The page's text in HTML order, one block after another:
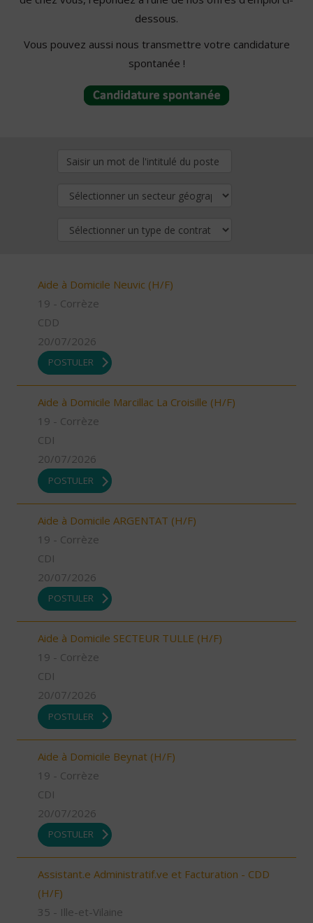
dessous.
Vous pouvez aussi nous transmettre votre candidature
spontanée !
Aide à Domicile Neuvic (H/F)
19 - Corrèze
CDD
20/07/2026
POSTULER
Aide à Domicile Marcillac La Croisille (H/F)
19 - Corrèze
CDI
20/07/2026
POSTULER
Aide à Domicile ARGENTAT (H/F)
19 - Corrèze
CDI
20/07/2026
POSTULER
Aide à Domicile SECTEUR TULLE (H/F)
19 - Corrèze
CDI
20/07/2026
POSTULER
Aide à Domicile Beynat (H/F)
19 - Corrèze
CDI
20/07/2026
POSTULER
Assistant.e Administratif.ve et Facturation - CDD
(H/F)
35 - Ille-et-Vilaine